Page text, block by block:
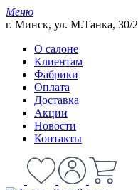
Меню
г. Минск, ул. М.Танка, 30/2
О салоне
Клиентам
Фабрики
Оплата
Доставка
Акции
Новости
Контакты